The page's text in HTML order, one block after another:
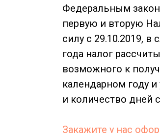
Федеральным
первую и вторую
силу с 29.10.2019, в
года налог
возможного к
календарном году
и количество дней
Закажите у нас